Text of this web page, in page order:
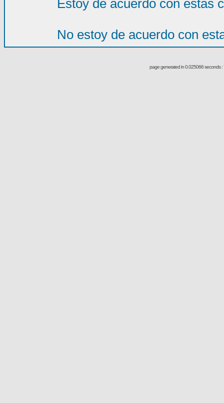
Estoy de acuerdo con estas
No estoy de acuerdo con
page generated in 0.025066 seconds :